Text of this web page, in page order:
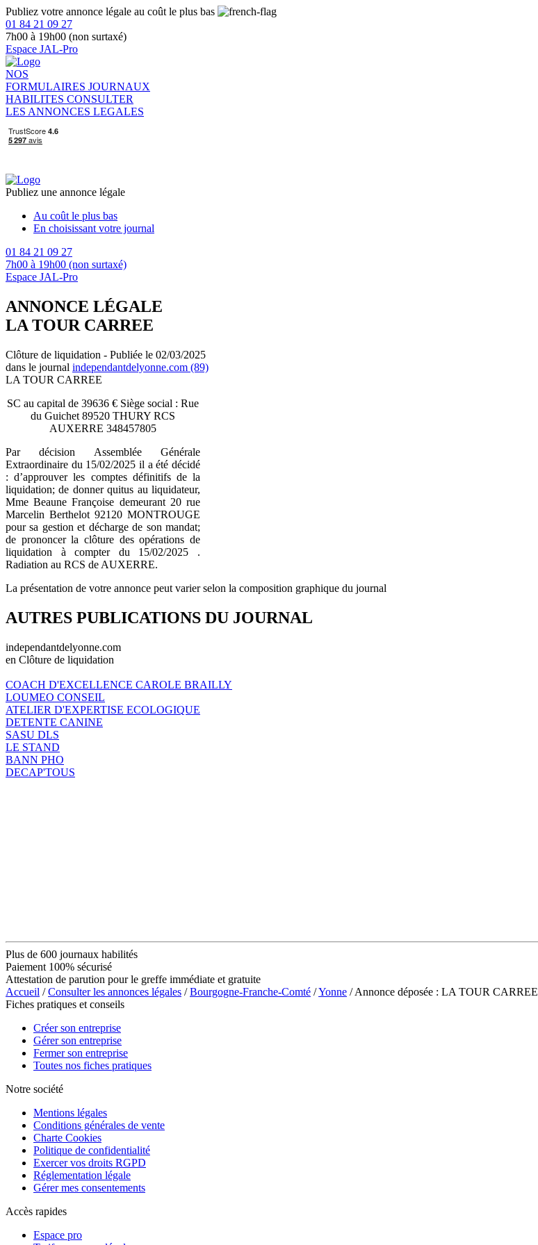
Publiez votre annonce légale au coût le plus bas
01 84 21 09 27
7h00 à 19h00 (non surtaxé)
Espace JAL-Pro
NOS
FORMULAIRES JOURNAUX
HABILITES CONSULTER
LES ANNONCES LEGALES
Publiez une annonce légale
Au coût le plus bas
En choisissant votre journal
01 84 21 09 27
7h00 à 19h00 (non surtaxé)
Espace JAL-Pro
ANNONCE LÉGALE
LA TOUR CARREE
Clôture de liquidation - Publiée le 02/03/2025
dans le journal independantdelyonne.com (89)
LA TOUR CARREE
SC au capital de 39636 € Siège social : Rue
du Guichet 89520 THURY RCS
AUXERRE 348457805
Par décision Assemblée Générale
Extraordinaire du 15/02/2025 il a été décidé
: d’approuver les comptes définitifs de la
liquidation; de donner quitus au liquidateur,
Mme Beaune Françoise demeurant 20 rue
Marcelin Berthelot 92120 MONTROUGE
pour sa gestion et décharge de son mandat;
de prononcer la clôture des opérations de
liquidation à compter du 15/02/2025 .
Radiation au RCS de AUXERRE.
La présentation de votre annonce peut varier selon la composition graphique du journal
AUTRES PUBLICATIONS DU JOURNAL
independantdelyonne.com
en Clôture de liquidation
COACH D'EXCELLENCE CAROLE BRAILLY
LOUMEO CONSEIL
ATELIER D'EXPERTISE ECOLOGIQUE
DETENTE CANINE
SASU DLS
LE STAND
BANN PHO
DECAP'TOUS
Plus de 600 journaux habilités
Paiement 100% sécurisé
Attestation de parution pour le greffe immédiate et gratuite
Accueil /Consulter les annonces légales /Bourgogne-Franche-Comté /Yonne / Annonce déposée : LA TOUR CARREE
Fiches pratiques et conseils
Créer son entreprise
Gérer son entreprise
Fermer son entreprise
Toutes nos fiches pratiques
Notre société
Mentions légales
Conditions générales de vente
Charte Cookies
Politique de confidentialité
Exercer vos droits RGPD
Réglementation légale
Gérer mes consentements
Accès rapides
Espace pro